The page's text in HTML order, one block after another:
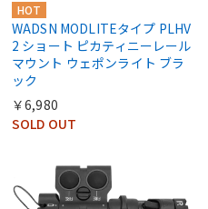
HOT
WADSN MODLITEタイプ PLHV
2 ショート ピカティニーレール
マウント ウェポンライト ブラ
ック
￥6,980
SOLD OUT